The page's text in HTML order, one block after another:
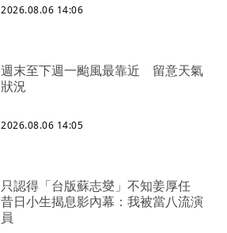
2026.08.06 14:06
週末至下週一颱風最靠近 留意天氣
狀況
2026.08.06 14:05
只認得「台版蘇志燮」不知姜厚任
昔日小生揭息影內幕：我被當八流演
員